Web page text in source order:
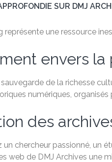
SUR DMJ
représente une ressource
envers la
de la richesse
numériques, organisés
des
un chercheur passionné, un
web de DMJ Archives une